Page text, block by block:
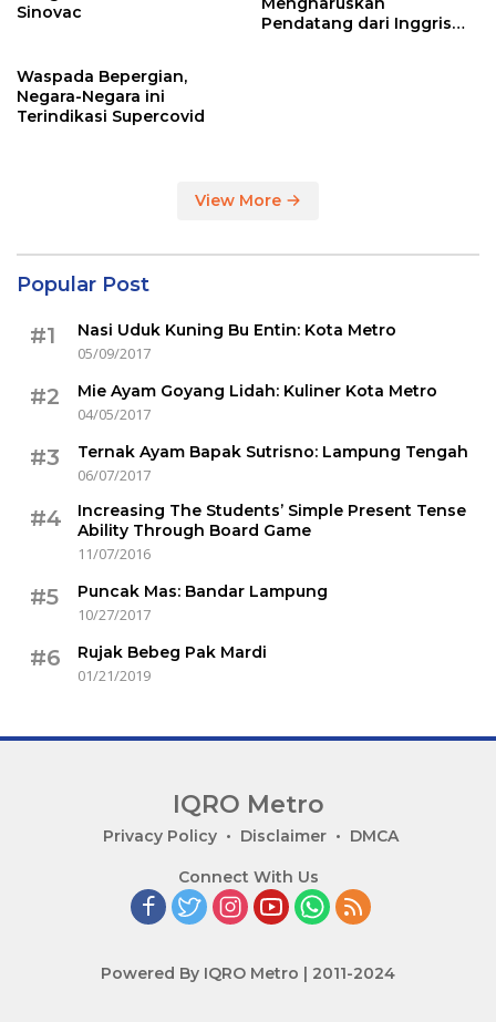
Sinovac
Pendatang dari Inggris
Waspada Bepergian,
Negara-Negara ini
Terindikasi Supercovid
View More
Popular Post
#1
Nasi Uduk Kuning Bu Entin: Kota Metro
05/09/2017
#2
Mie Ayam Goyang Lidah: Kuliner Kota Metro
04/05/2017
#3
Ternak Ayam Bapak Sutrisno: Lampung Tengah
06/07/2017
#4
Increasing The Students’ Simple Present Tense
Ability Through Board Game
11/07/2016
#5
Puncak Mas: Bandar Lampung
10/27/2017
#6
Rujak Bebeg Pak Mardi
01/21/2019
IQRO Metro
Privacy Policy Disclaimer DMCA
Connect With Us
Powered By IQRO Metro | 2011-2024